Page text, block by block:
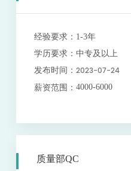
经验要求： 1-3年
学历要求： 中专及以上
发布时间： 2023-07-24
薪资范围： 4000-6000
质量部QC